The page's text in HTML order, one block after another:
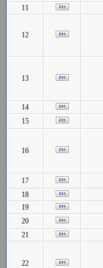
11
12
13
14
15
16
17
18
19
20
21
22